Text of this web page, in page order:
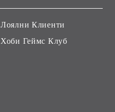
Лоялни Клиенти
Хоби Геймс Клуб